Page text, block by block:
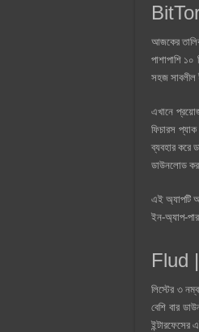
আজকের
পাশাপাশি
সহজ সাবলীল
এখানে
ফিচারস
ব্যবহার করে
ডাউনলোড
এই অ্যাপটি
ইন-অ্যাপ-
Flud |
লিস্টের ৩
বেশি বার
ইন্টারফেসের